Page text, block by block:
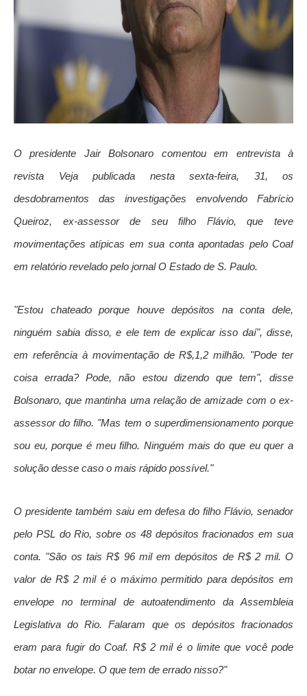
O presidente Jair Bolsonaro comentou em entrevista à
revista Veja publicada nesta sexta-feira, 31, os
desdobramentos das investigações envolvendo Fabrício
Queiroz, ex-assessor de seu filho Flávio, que teve
movimentações atípicas em sua conta apontadas pelo Coaf
em relatório revelado pelo jornalO Estado de S. Paulo.
"Estou chateado porque houve depósitos na conta dele,
ninguém sabia disso, e ele tem de explicar isso daí", disse,
em referência à movimentação de R$,1,2 milhão. "Pode ter
coisa errada? Pode, não estou dizendo que tem", disse
Bolsonaro, que mantinha uma relação de amizade com o ex-
assessor do filho. "Mas tem o superdimensionamento porque
sou eu, porque é meu filho. Ninguém mais do que eu quer a
solução desse caso o mais rápido possível."
O presidente também saiu em defesa do filho Flávio, senador
pelo PSL do Rio, sobre os 48 depósitos fracionados em sua
conta. "São os tais R$ 96 mil em depósitos de R$ 2 mil. O
valor de R$ 2 mil é o máximo permitido para depósitos em
envelope no terminal de autoatendimento da Assembleia
Legislativa do Rio. Falaram que os depósitos fracionados
eram para fugir do Coaf. R$ 2 mil é o limite que você pode
botar no envelope. O que tem de errado nisso?"